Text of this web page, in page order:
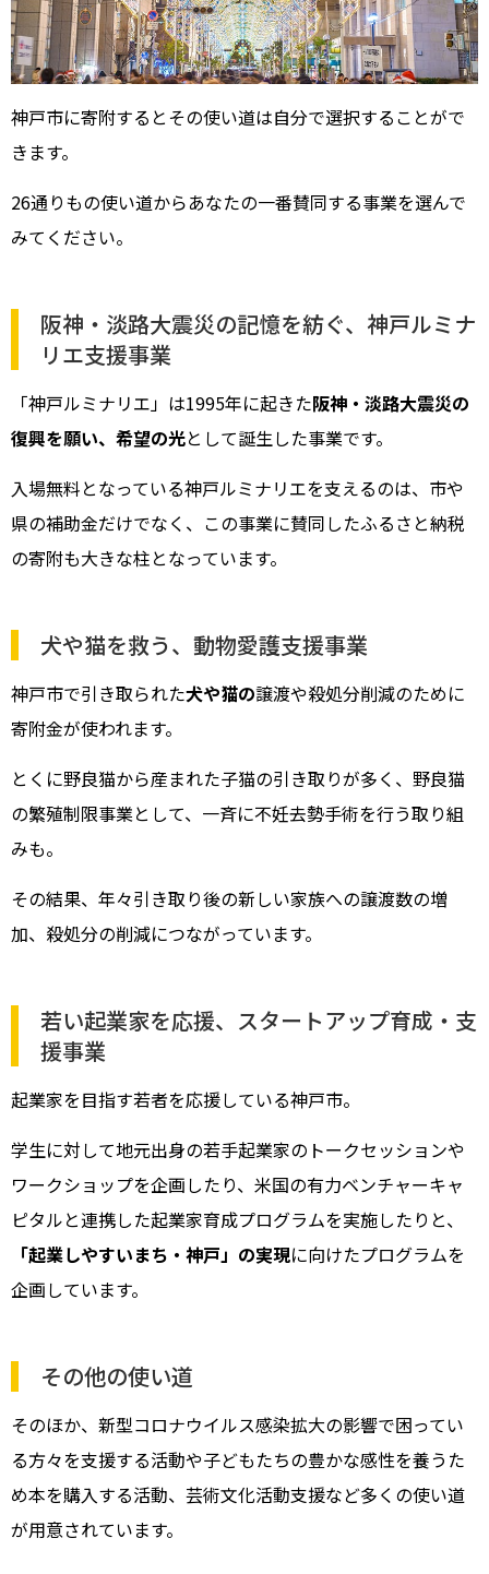
神戸市に寄附するとその使い道は自分で選択することがで
きます。
26通りもの使い道からあなたの一番賛同する事業を選んで
みてください。
阪神・淡路大震災の記憶を紡ぐ、神戸ルミナ
リエ支援事業
「神戸ルミナリエ」は1995年に起きた阪神・淡路大震災の
復興を願い、希望の光として誕生した事業です。
入場無料となっている神戸ルミナリエを支えるのは、市や
県の補助金だけでなく、この事業に賛同したふるさと納税
の寄附も大きな柱となっています。
犬や猫を救う、動物愛護支援事業
神戸市で引き取られた犬や猫の譲渡や殺処分削減のために
寄附金が使われます。
とくに野良猫から産まれた子猫の引き取りが多く、野良猫
の繁殖制限事業として、一斉に不妊去勢手術を行う取り組
みも。
その結果、年々引き取り後の新しい家族への譲渡数の増
加、殺処分の削減につながっています。
若い起業家を応援、スタートアップ育成・支
援事業
起業家を目指す若者を応援している神戸市。
学生に対して地元出身の若手起業家のトークセッションや
ワークショップを企画したり、米国の有力ベンチャーキャ
ピタルと連携した起業家育成プログラムを実施したりと、
「起業しやすいまち・神戸」の実現に向けたプログラムを
企画しています。
その他の使い道
そのほか、新型コロナウイルス感染拡大の影響で困ってい
る方々を支援する活動や子どもたちの豊かな感性を養うた
め本を購入する活動、芸術文化活動支援など多くの使い道
が用意されています。